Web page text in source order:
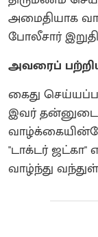
அமைதியாக
போலீசார்
அவரைப்
கைது
இவர்
"டாக்டர்
வாழ்ந்து